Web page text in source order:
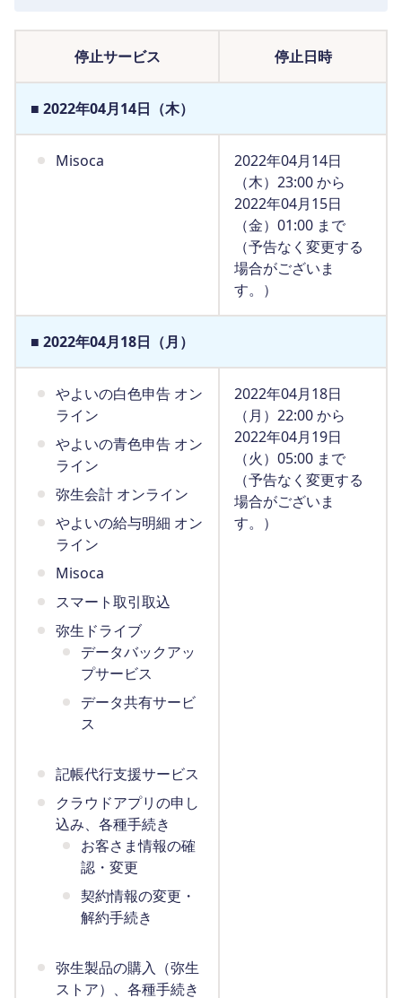
停止サービス 停止日時
■ 2022年04月14日（木）
Misoca
2022年04月14日
（木）23:00 から
2022年04月15日
（金）01:00 まで
（予告なく変更する
場合がございま
す。）
■ 2022年04月18日（月）
やよいの白色申告 オン
ライン
やよいの青色申告 オン
ライン
弥生会計 オンライン
やよいの給与明細 オン
ライン
Misoca
スマート取引取込
弥生ドライブ
データバックアッ
プサービス
データ共有サービ
ス
記帳代行支援サービス
クラウドアプリの申し
込み、各種手続き
お客さま情報の確
認・変更
契約情報の変更・
解約手続き
弥生製品の購入（弥生
ストア）、各種手続き
2022年04月18日
（月）22:00 から
2022年04月19日
（火）05:00 まで
（予告なく変更する
場合がございま
す。）